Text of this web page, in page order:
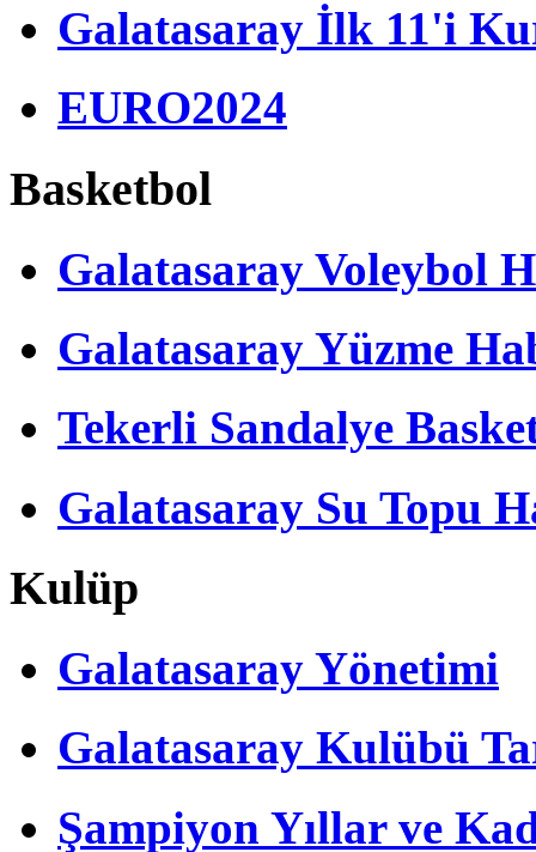
Galatasaray İlk 11'i
EURO2024
Basketbol
Galatasaray Voleybol
Galatasaray Yüzme
Tekerli Sandalye
Galatasaray Su Topu
Kulüp
Galatasaray Yönetimi
Galatasaray Kulübü
Şampiyon Yıllar ve